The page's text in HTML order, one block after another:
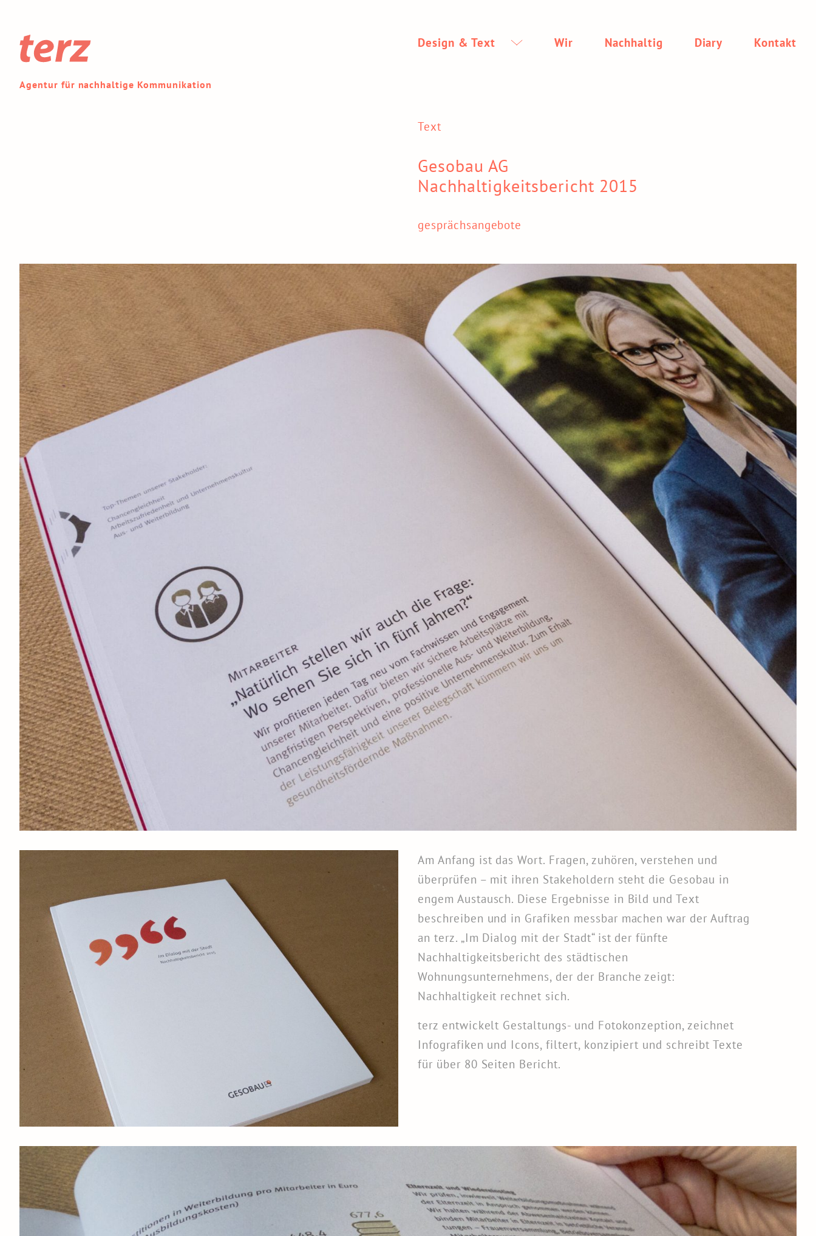
Agentur für nachhaltige Kommunikation
Design & Text Wir (current)Nachhaltig Diary Kontakt
Text
Gesobau AG
Nachhaltigkeitsbericht 2015
gesprächsangebote
Am Anfang ist das Wort. Fragen, zuhören, verstehen und
überprüfen – mit ihren Stakeholdern steht die Gesobau in
engem Austausch. Diese Ergebnisse in Bild und Text
beschreiben und in Grafiken messbar machen war der Auftrag
an terz. „Im Dialog mit der Stadt“ ist der fünfte
Nachhaltigkeitsbericht des städtischen
Wohnungsunternehmens, der der Branche zeigt:
Nachhaltigkeit rechnet sich.
terz entwickelt Gestaltungs- und Fotokonzeption, zeichnet
Infografiken und Icons, filtert, konzipiert und schreibt Texte
für über 80 Seiten Bericht.